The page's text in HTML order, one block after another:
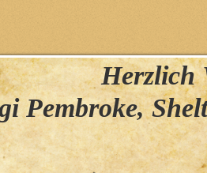
Herzlich
Pembroke,